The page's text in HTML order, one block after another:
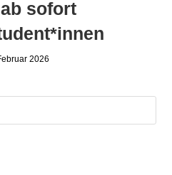
sofort
2026